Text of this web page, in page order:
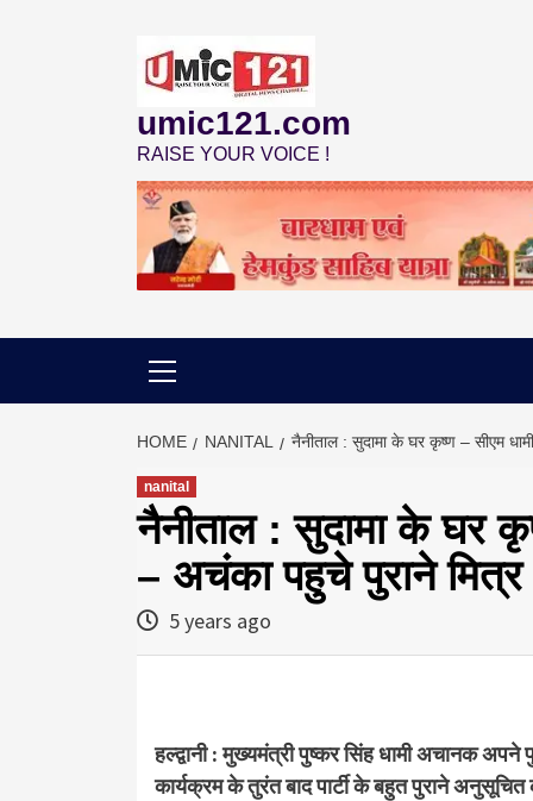
umic121.com
RAISE YOUR VOICE !
HOME NANITAL नैनीताल : सुदामा के घर कृष्ण – सीएम
nanital
नैनीताल : सुदामा के घर
– अचंका पहुचे पुराने
5 years ago
हल्द्वानी : मुख्यमंत्री पुष्कर सिंह धामी अचानक
कार्यक्रम के तुरंत बाद पार्टी के बहुत पुराने